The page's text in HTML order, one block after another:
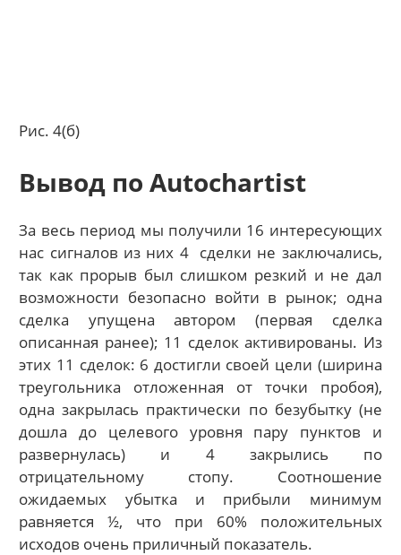
Рис. 4(б)
Вывод по Autochartist
За весь период мы получили 16 интересующих
нас сигналов из них 4 сделки не заключались,
так как прорыв был слишком резкий и не дал
возможности безопасно войти в рынок; одна
сделка упущена автором (первая сделка
описанная ранее); 11 сделок активированы. Из
этих 11 сделок: 6 достигли своей цели (ширина
треугольника отложенная от точки пробоя),
одна закрылась практически по безубытку (не
дошла до целевого уровня пару пунктов и
развернулась) и 4 закрылись по
отрицательному стопу. Соотношение
ожидаемых убытка и прибыли минимум
равняется ½, что при 60% положительных
исходов очень приличный показатель.